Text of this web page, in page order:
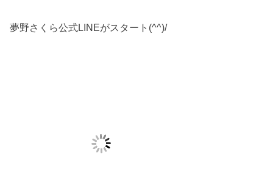
夢野さくら公式LINEがスタート(^^)/